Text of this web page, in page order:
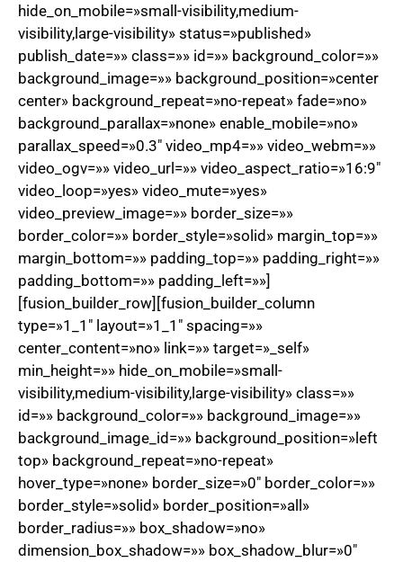
hide_on_mobile=»small-visibility,medium-
visibility,large-visibility» status=»published»
publish_date=»» class=»» id=»» background_color=»»
background_image=»» background_position=»center
center» background_repeat=»no-repeat» fade=»no»
background_parallax=»none» enable_mobile=»no»
parallax_speed=»0.3″ video_mp4=»» video_webm=»»
video_ogv=»» video_url=»» video_aspect_ratio=»16:9″
video_loop=»yes» video_mute=»yes»
video_preview_image=»» border_size=»»
border_color=»» border_style=»solid» margin_top=»»
margin_bottom=»» padding_top=»» padding_right=»»
padding_bottom=»» padding_left=»»]
[fusion_builder_row][fusion_builder_column
type=»1_1″ layout=»1_1″ spacing=»»
center_content=»no» link=»» target=»_self»
min_height=»» hide_on_mobile=»small-
visibility,medium-visibility,large-visibility» class=»»
id=»» background_color=»» background_image=»»
background_image_id=»» background_position=»left
top» background_repeat=»no-repeat»
hover_type=»none» border_size=»0″ border_color=»»
border_style=»solid» border_position=»all»
border_radius=»» box_shadow=»no»
dimension_box_shadow=»» box_shadow_blur=»0″